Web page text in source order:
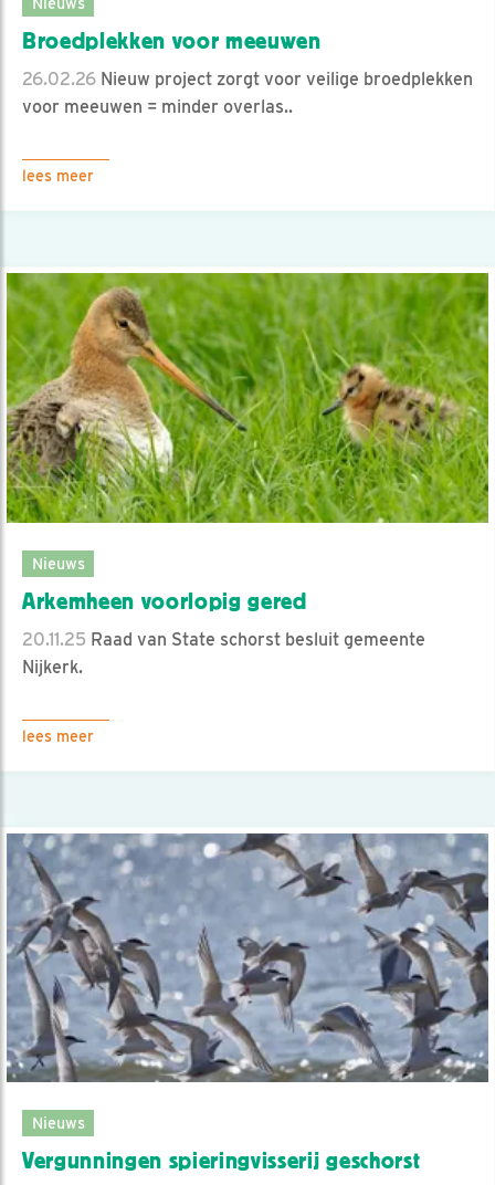
Broedplekken voor meeuwen
26.02.26 Nieuw project zorgt voor veilige broedplekken
voor meeuwen = minder overlas..
lees meer
Nieuws
Arkemheen voorlopig gered
20.11.25 Raad van State schorst besluit gemeente
Nijkerk.
lees meer
Nieuws
Vergunningen spieringvisserij geschorst